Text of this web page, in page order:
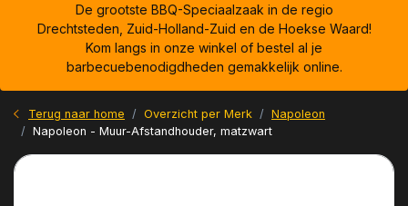
De grootste BBQ-Speciaalzaak in de regio
Drechtsteden, Zuid-Holland-Zuid en de Hoekse Waard!
Kom langs in onze winkel of bestel al je
barbecuebenodigdheden gemakkelijk online.
Terug naar home Overzicht per Merk
Napoleon
Napoleon - Muur-Afstandhouder, matzwart